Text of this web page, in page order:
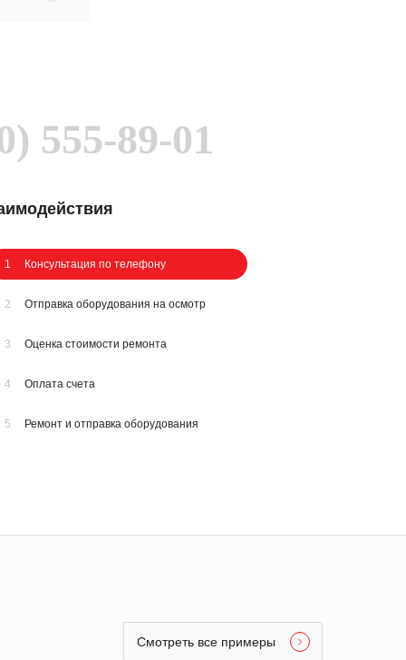
555-89-01
1 Консультация по телефону
2 Отправка оборудования на осмотр
3 Оценка стоимости ремонта
4 Оплата счета
5 Ремонт и отправка оборудования
Смотреть все примеры